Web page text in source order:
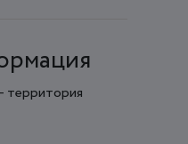
территория